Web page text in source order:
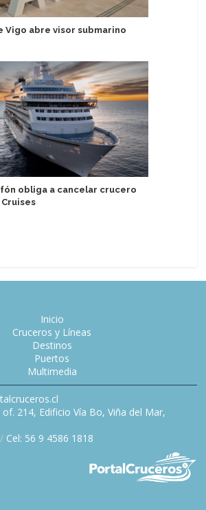
Vigo abre visor submarino
obliga a cancelar crucero
Inicio
Cruceros y Líneas
Destinos
Puertos
Multimedia
214, Edificio Vía Bo, Viña del Mar,
/ Cel: 56 9 4586 1818